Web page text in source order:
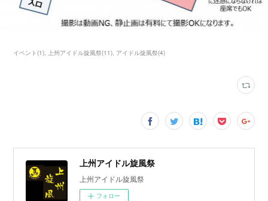
イベント(1) 上州アイドル旋風祭(11) アイドル旋風祭(4)
上州アイドル旋風祭
上州アイドル旋風祭
フォロー